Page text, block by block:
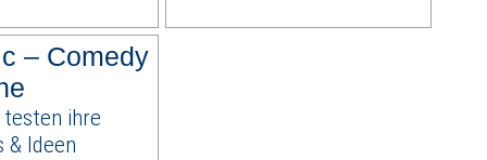
– Comedy
ihre
& Ideen